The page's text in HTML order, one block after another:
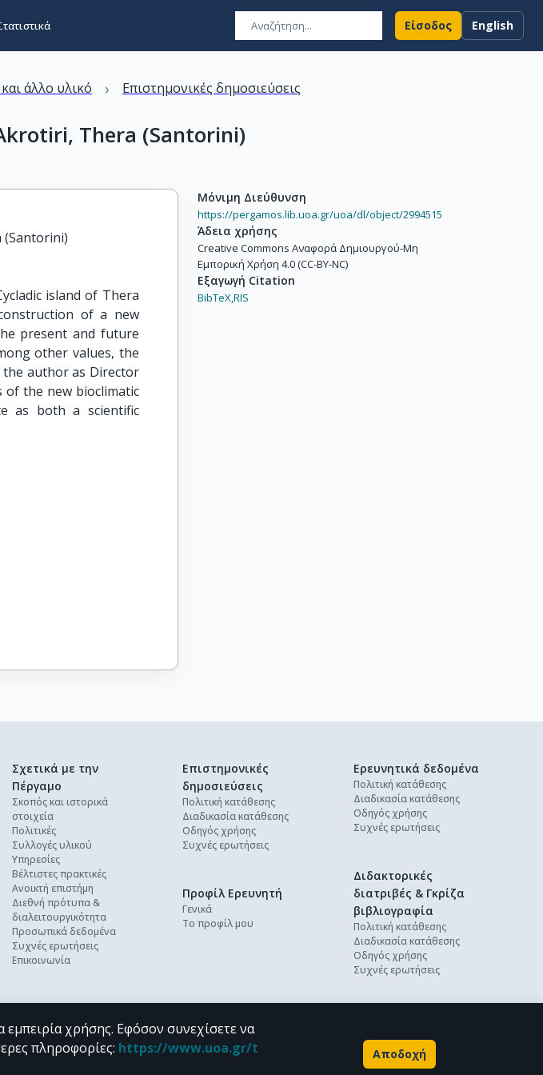
Είσοδος English
άλλο υλικό › Επιστημονικές δημοσιεύσεις
Thera (Santorini)
(Santorini)
island of Thera
of a new
present and future
other values, the
author as Director
of the new bioclimatic
as both a scientific
Μόνιμη Διεύθυνση
https://pergamos.lib.uoa.gr/uoa/dl/object/2994515
Άδεια χρήσης
Creative Commons Αναφορά Δημιουργού-Μη
Εμπορική Χρήση 4.0 (CC-BY-NC)
Εξαγωγή Citation
BibTeX,RIS
Σχετικά με την
Πέργαμο
Σκοπός και ιστορικά
στοιχεία
Πολιτικές
Συλλογές υλικού
Υπηρεσίες
Βέλτιστες πρακτικές
Ανοικτή επιστήμη
Διεθνή πρότυπα &
διαλειτουργικότητα
Προσωπικά δεδομένα
Συχνές ερωτήσεις
Επικοινωνία
Επιστημονικές
δημοσιεύσεις
Πολιτική κατάθεσης
Διαδικασία κατάθεσης
Οδηγός χρήσης
Συχνές ερωτήσεις
Ερευνητικά δεδομένα
Πολιτική κατάθεσης
Διαδικασία κατάθεσης
Οδηγός χρήσης
Συχνές ερωτήσεις
Διδακτορικές
διατριβές & Γκρίζα
βιβλιογραφία
Πολιτική κατάθεσης
Διαδικασία κατάθεσης
Οδηγός χρήσης
Συχνές ερωτήσεις
Προφίλ Ερευνητή
Γενικά
Το προφίλ μου
χρήσης. Εφόσον συνεχίσετε να
πληροφορίες: https://www.uoa.gr/t
Αποδοχή